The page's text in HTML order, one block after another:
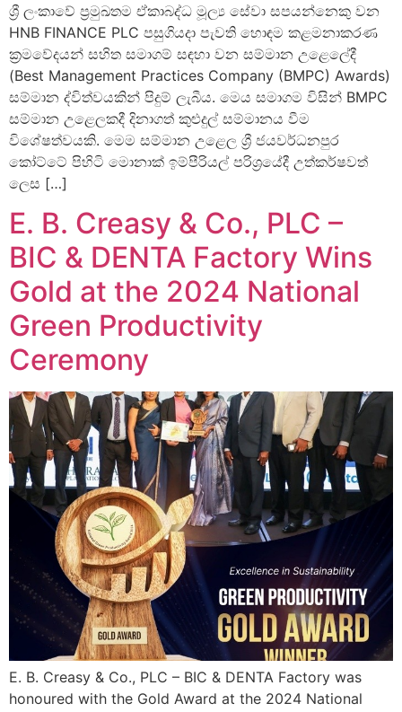
ශ්‍රී ලංකාවේ ප්‍රමුඛතම ඒකාබද්ධ මූල්‍ය සේවා සපයන්නෙකු වන
HNB FINANCE PLC පසුගියදා පැවති හොඳම කළමනාකරණ
ක්‍රමවේදයන් සහිත සමාගම් සඳහා වන සම්මාන උළෙලේදී
(Best Management Practices Company (BMPC) Awards)
සම්මාන ද්විත්වයකින් පිදුම් ලැබීය. මෙය සමාගම විසින් BMPC
සම්මාන උළෙලකදී දිනාගත් කුළුදුල් සම්මානය වීම
විශේෂත්වයකි. මෙම සම්මාන උළෙල ශ්‍රී ජයවර්ධනපුර
කෝට්ටේ පිහිටි මොනාක් ඉම්පීරියල් පරිශ්‍රයේදී උත්කර්ෂවත්
ලෙස […]
E. B. Creasy & Co., PLC –
BIC & DENTA Factory Wins
Gold at the 2024 National
Green Productivity
Ceremony
E. B. Creasy & Co., PLC – BIC & DENTA Factory was
honoured with the Gold Award at the 2024 National